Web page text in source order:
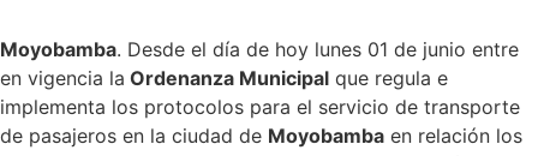
Moyobamba. Desde el día de hoy lunes 01 de junio entre
en vigencia la Ordenanza Municipal que regula e
implementa los protocolos para el servicio de transporte
de pasajeros en la ciudad de Moyobamba en relación los